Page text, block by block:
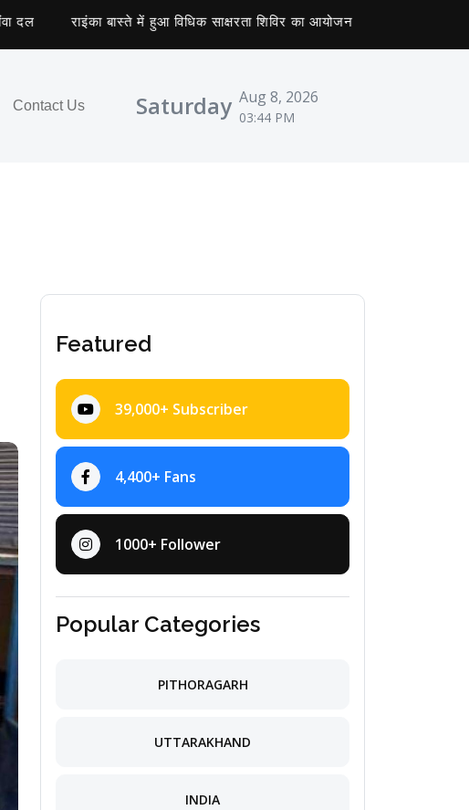
राइंका बास्ते में हुआ विधिक साक्षरता शिविर का आयोजन
Contact Us Saturday Aug 8, 2026
03:44 PM
Featured
39,000+ Subscriber
4,400+ Fans
1000+ Follower
Popular Categories
PITHORAGARH
UTTARAKHAND
INDIA